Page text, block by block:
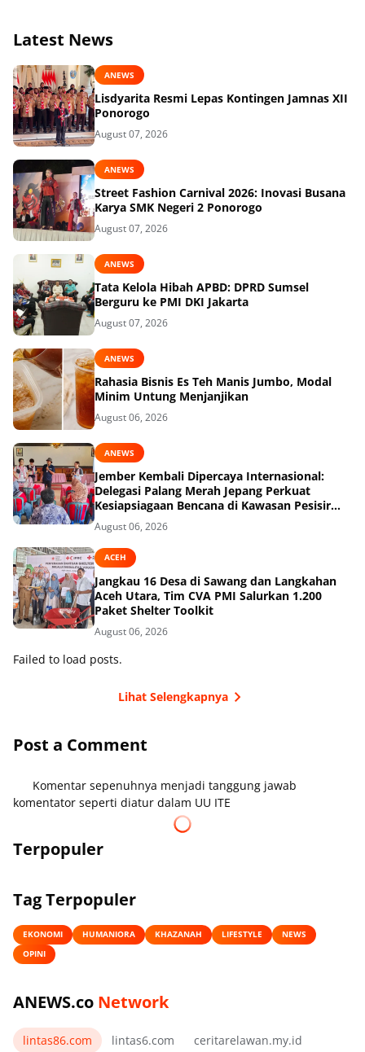
Latest News
ANEWS
Lisdyarita Resmi Lepas Kontingen Jamnas XII
Ponorogo
August 07, 2026
ANEWS
Street Fashion Carnival 2026: Inovasi Busana
Karya SMK Negeri 2 Ponorogo
August 07, 2026
ANEWS
Tata Kelola Hibah APBD: DPRD Sumsel
Berguru ke PMI DKI Jakarta
August 07, 2026
ANEWS
Rahasia Bisnis Es Teh Manis Jumbo, Modal
Minim Untung Menjanjikan
August 06, 2026
ANEWS
Jember Kembali Dipercaya Internasional:
Delegasi Palang Merah Jepang Perkuat
Kesiapsiagaan Bencana di Kawasan Pesisir
dan Sekolah
August 06, 2026
ACEH
Jangkau 16 Desa di Sawang dan Langkahan
Aceh Utara, Tim CVA PMI Salurkan 1.200
Paket Shelter Toolkit
August 06, 2026
Failed to load posts.
Lihat Selengkapnya
Post a Comment
Komentar sepenuhnya menjadi tanggung jawab
komentator seperti diatur dalam UU ITE
Terpopuler
Tag Terpopuler
EKONOMI HUMANIORA KHAZANAH LIFESTYLE
NEWS
OPINI
ANEWS.co Network
lintas86.com lintas6.com ceritarelawan.my.id